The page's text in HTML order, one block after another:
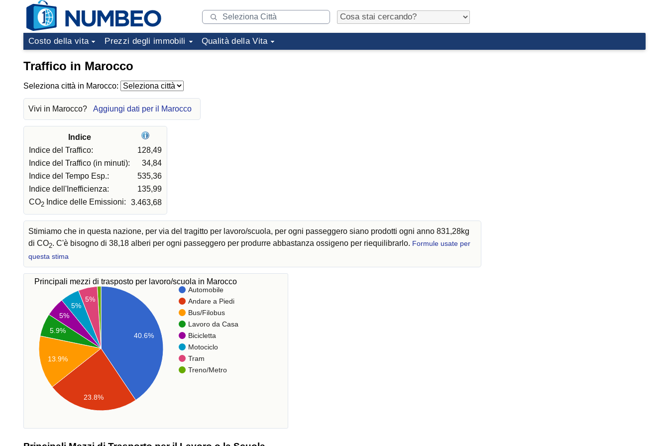
Costo della vita Prezzi degli immobili Qualità della Vita
Traffico in Marocco
Seleziona città in Marocco:
Vivi in Marocco? Aggiungi dati per il Marocco
Indice
Indice del Traffico:
128,49
Indice del Traffico (in minuti):
34,84
Indice del Tempo Esp.:
535,36
Indice dell'Inefficienza:
135,99
CO2 Indice delle Emissioni: 3.463,68
Stimiamo che in questa nazione, per via del tragitto per lavoro/scuola, per ogni passeggero siano prodotti ogni anno 831,28kg
di CO2. C'è bisogno di 38,18 alberi per ogni passeggero per produrre abbastanza ossigeno per riequilibrarlo. Formule usate per
questa stima
Principali mezzi di trasposto per lavoro/scuola in Marocco
Automobile
Andare a Piedi
Bus/Filobus
Lavoro da Casa
Bicicletta
Motociclo
Tram
Treno/Metro
40.6%
5%
5%
5%
5.9%
13.9%
23.8%